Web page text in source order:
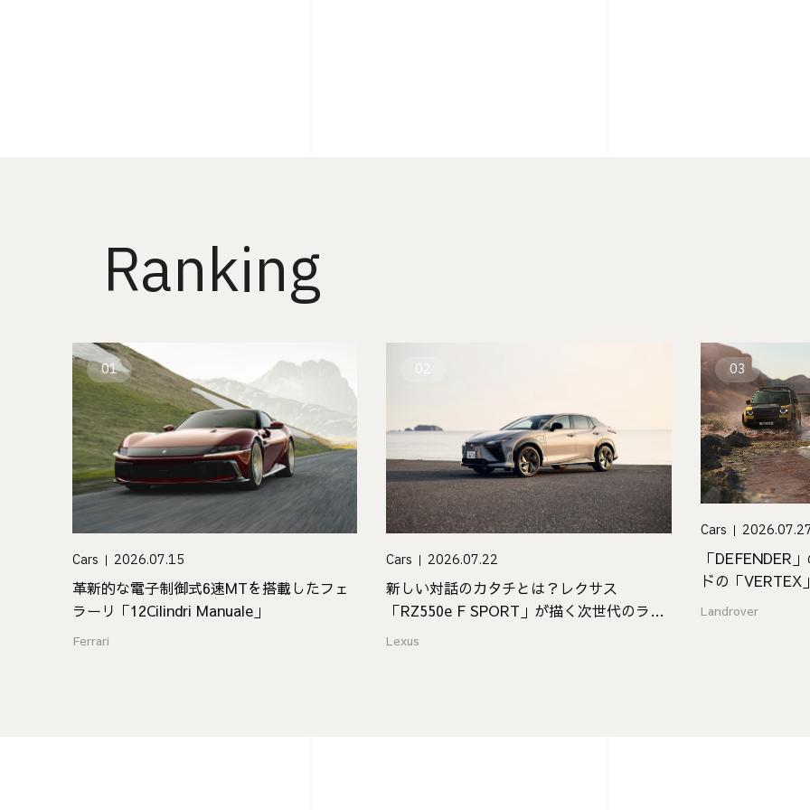
Ranking
01
Cars 2026.07.15
革新的な電子制御式6速MTを搭載したフェ
ラーリ「12Cilindri Manuale」
Ferrari
02
Cars 2026.07.22
新しい対話のカタチとは？レクサス
「RZ550e F SPORT」が描く次世代のラグ
ジュアリー
Lexus
03
Cars
「DEFENDER
ドの「
EDITION」が登
Landrover